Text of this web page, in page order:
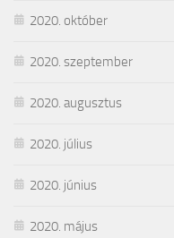
2020. október
2020. szeptember
2020. augusztus
2020. július
2020. június
2020. május